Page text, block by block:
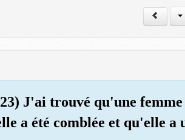
J'ai trouvé qu'une
a été comblée et qu'elle